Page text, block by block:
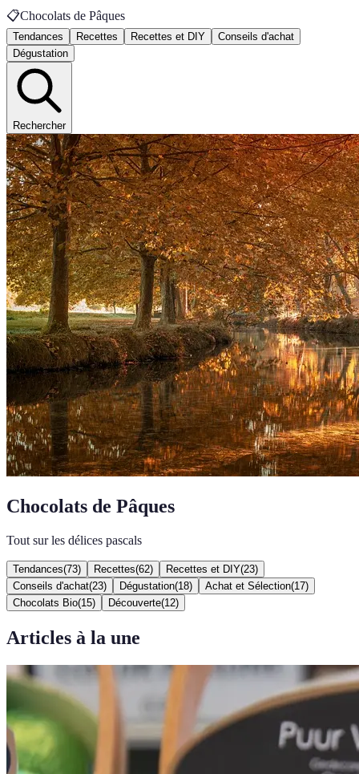
📋Chocolats de Pâques
Tendances Recettes Recettes et DIY
Conseils d'achat
Dégustation
Rechercher
Chocolats de Pâques
Tout sur les délices pascals
Tendances(73) Recettes(62) Recettes et DIY(23)
Conseils d'achat(23) Dégustation(18) Achat et Sélection(17)
Chocolats Bio(15) Découverte(12)
Articles à la une